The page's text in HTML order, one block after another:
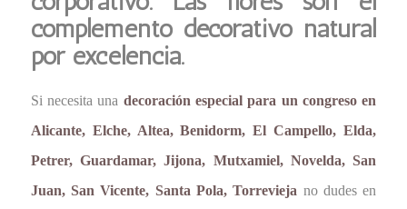
complemento decorativo natural
por excelencia.
Si necesita una decoración especial para un congreso en
Alicante, Elche, Altea, Benidorm, El Campello, Elda,
Petrer, Guardamar, Jijona, Mutxamiel, Novelda, San
Juan, San Vicente, Santa Pola, Torrevieja no dudes en